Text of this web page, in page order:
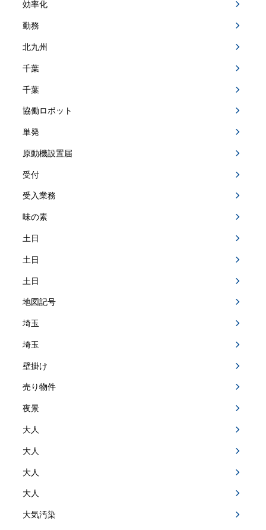
効率化
勤務
北九州
千葉
千葉
協働ロボット
単発
原動機設置届
受付
受入業務
味の素
土日
土日
土日
地図記号
埼玉
埼玉
壁掛け
売り物件
夜景
大人
大人
大人
大人
大気汚染